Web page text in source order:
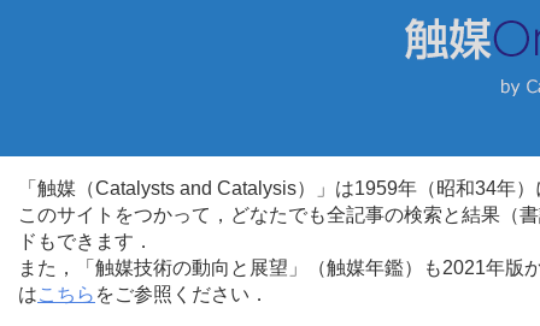
「触媒（Catalysts and Catalysis）」は1959年（昭和34年
このサイトをつかって，どなたでも全記事の検索と結果（
ドもできます．
また，「触媒技術の動向と展望」（触媒年鑑）も2021年
はこちら をご参照ください．